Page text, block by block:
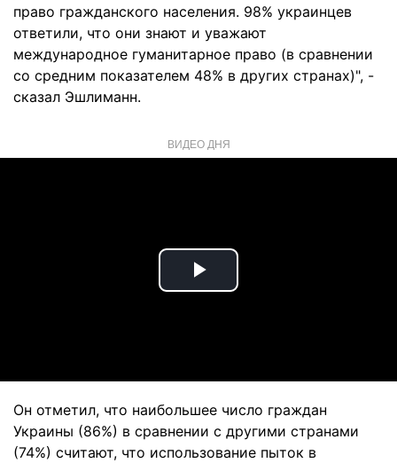
право гражданского населения. 98% украинцев
ответили, что они знают и уважают
международное гуманитарное право (в сравнении
со средним показателем 48% в других странах)", -
сказал Эшлиманн.
ВИДЕО ДНЯ
Play
Он отметил, что наибольшее число граждан
Украины (86%) в сравнении с другими странами
(74%) считают, что использование пыток в